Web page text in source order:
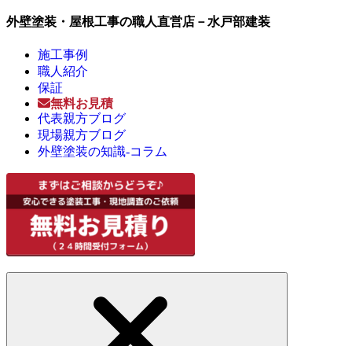
外壁塗装・屋根工事の職人直営店－水戸部建装
施工事例
職人紹介
保証
無料お見積
代表親方ブログ
現場親方ブログ
外壁塗装の知識-コラム